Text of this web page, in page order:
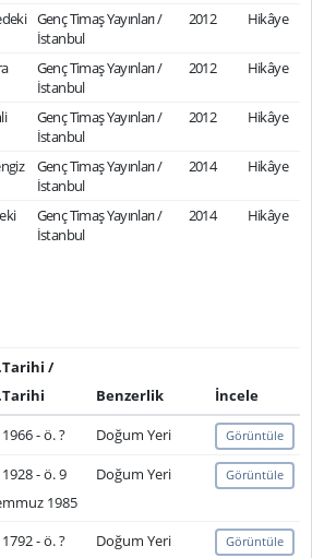
Genç Timaş Yayınları /
İstanbul
2012 Hikâye
Genç Timaş Yayınları /
İstanbul
2012 Hikâye
Genç Timaş Yayınları /
İstanbul
2012 Hikâye
Genç Timaş Yayınları /
İstanbul
2014 Hikâye
Genç Timaş Yayınları /
İstanbul
2014 Hikâye
/
Benzerlik
İncele
- ö. ? Doğum Yeri Görüntüle
- ö. 9
1985
Doğum Yeri Görüntüle
- ö. ? Doğum Yeri Görüntüle